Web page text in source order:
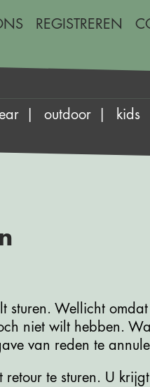
REGISTREREN
outdoor kids
sturen. Wellicht
niet wilt hebben.
van reden te
te sturen. U